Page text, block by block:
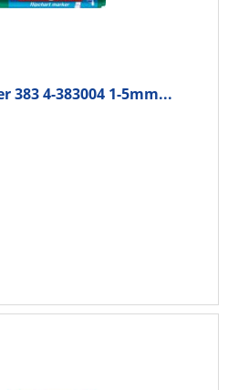
4-383004 1-5mm...